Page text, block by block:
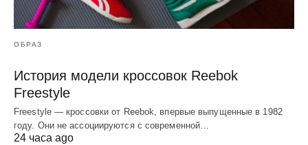
ОБРАЗ
История модели кроссовок Reebok
Freestyle
Freestyle — кроссовки от Reebok, впервые выпущенные в 1982
году. Они не ассоциируются с современной…
24 часа ago